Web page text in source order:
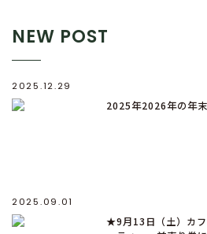
NEW POST
2025.12.29
2025年2026年の年
2025.09.01
★9月13日（土）カ